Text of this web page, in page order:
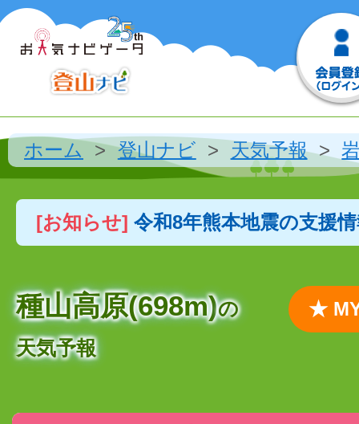
ホーム 登山ナビ 天気予報
[お知らせ] 令和8年熊本地震の支援
種山高原(698m)の
天気予報
★